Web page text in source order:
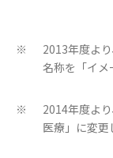
※
2013年度よ
名称を「イメ
※
2014年度よ
医療」に変更